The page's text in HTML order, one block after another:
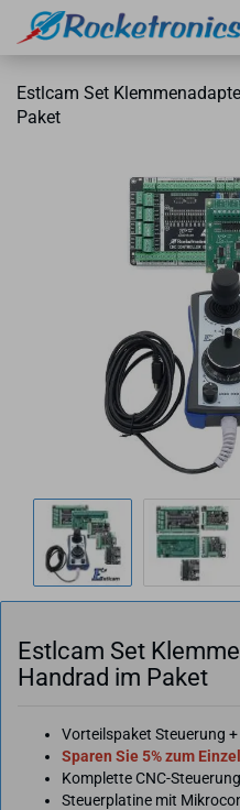
Estl­cam Set
Paket
Estl­cam Set
Hand­rad im Paket
Vorteilspaket Steuerung
Sparen Sie 5% zum
Komplette CNC-
Steuerplatine mit